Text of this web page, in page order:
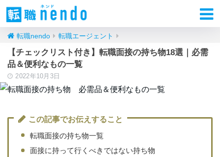
転職nendo 転職エージェント
【チェックリスト付き】転職面接の持ち物18選｜必需
品＆便利なもの一覧
2022年10月3日
この記事でお伝えすること
転職面接の持ち物一覧
面接に持って行くべきではない持ち物